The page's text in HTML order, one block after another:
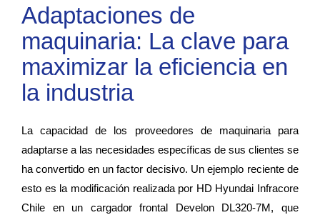
Adaptaciones de
maquinaria: La clave para
maximizar la eficiencia en
la industria
La capacidad de los proveedores de maquinaria para
adaptarse a las necesidades específicas de sus clientes se
ha convertido en un factor decisivo. Un ejemplo reciente de
esto es la modificación realizada por HD Hyundai Infracore
Chile en un cargador frontal Develon DL320-7M, que